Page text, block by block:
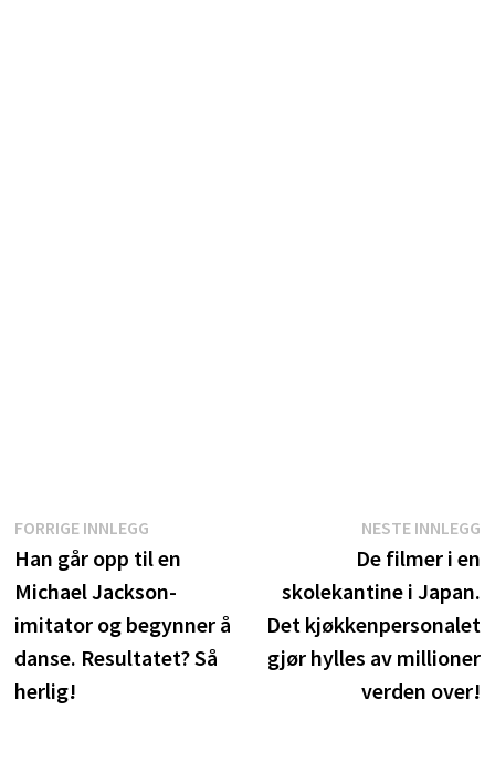
Innleggsnavigasjon
FORRIGE INNLEGGForrige
innlegg:
Han går opp til en
Michael Jackson-
imitator og begynner å
danse. Resultatet? Så
herlig!
NESTE INNLEGG
De filmer i en
skolekantine i Japan.
Det kjøkkenpersonalet
gjør hylles av millioner
verden over!